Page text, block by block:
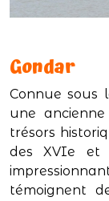
Gondar
Connue sous
une
trésors
des XVIe et
témoignent